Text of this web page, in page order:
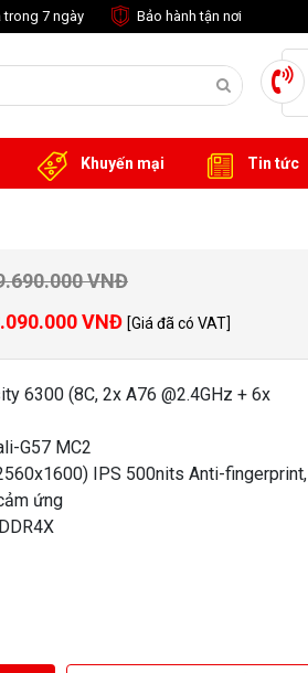
trong 7 ngày Bảo hành tận nơi
Khuyến mại Tin tức
VNĐ
VNĐ [Giá đã có VAT]
6300 (8C, 2x A76 @2.4GHz + 6x
G57 MC2
IPS 500nits Anti-fingerprint,
ứng